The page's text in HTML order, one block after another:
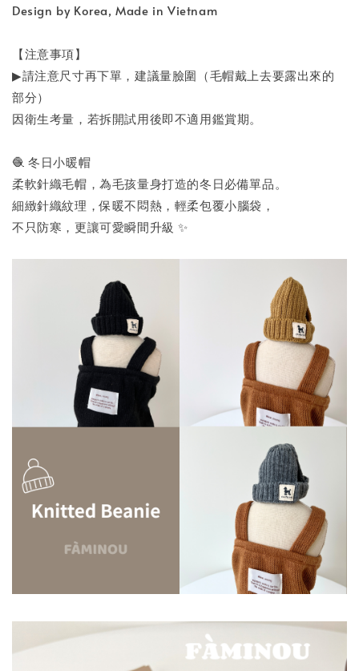
Design by Korea, Made in Vietnam
【注意事項】
▶︎請注意尺寸再下單，建議量臉圍（毛帽戴上去要露出來的
部分）
因衛生考量，若拆開試用後即不適用鑑賞期。
🧶 冬日小暖帽
柔軟針織毛帽，為毛孩量身打造的冬日必備單品。
細緻針織紋理，保暖不悶熱，輕柔包覆小腦袋，
不只防寒，更讓可愛瞬間升級 ✨